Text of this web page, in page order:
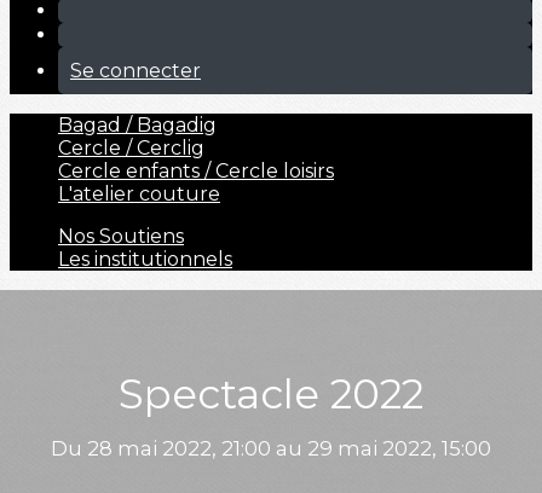
Se connecter
Bagad / Bagadig
Cercle / Cerclig
Cercle enfants / Cercle loisirs
L'atelier couture
Nos Soutiens
Les institutionnels
Spectacle 2022
Du 28 mai 2022, 21:00 au 29 mai 2022, 15:00